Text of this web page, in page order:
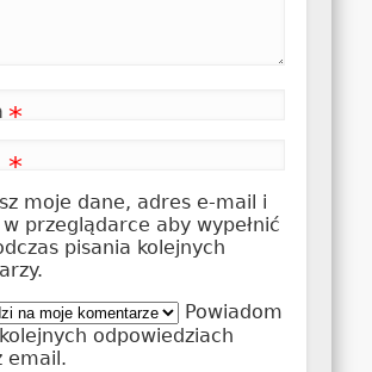
*
*
moje dane, adres e-mail i
przeglądarce aby wypełnić
pisania kolejnych
Powiadom
odpowiedziach
email.